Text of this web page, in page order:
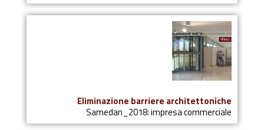
Eliminazione barriere architettoniche
Samedan_2018: impresa commerciale